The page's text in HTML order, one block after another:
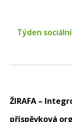
Týden
ŽIRAFA –
příspěvková